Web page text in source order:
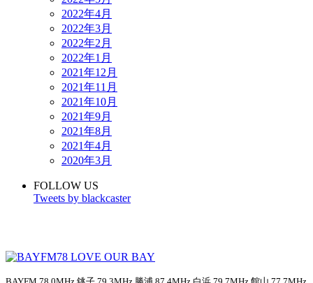
2022年4月
2022年3月
2022年2月
2022年1月
2021年12月
2021年11月
2021年10月
2021年9月
2021年8月
2021年4月
2020年3月
FOLLOW US
Tweets by blackcaster